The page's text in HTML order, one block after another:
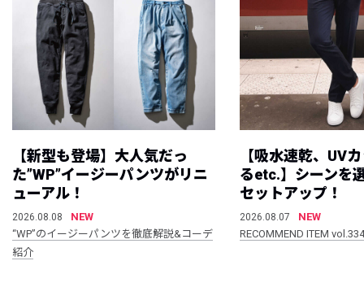
【新型も登場】大人気だっ
た”WP”イージーパンツがリニ
ューアル！
2026.08.08
NEW
“WP”のイージーパンツを徹底解説&コーデ
紹介
【吸水速乾、UV
るetc.】シーンを
セットアップ！
2026.08.07
NEW
RECOMMEND ITEM vol.334